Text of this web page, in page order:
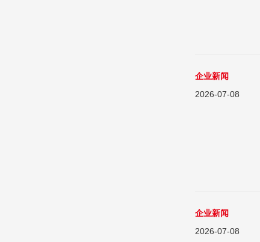
企业新闻
2026-07-08
企业新闻
2026-07-08